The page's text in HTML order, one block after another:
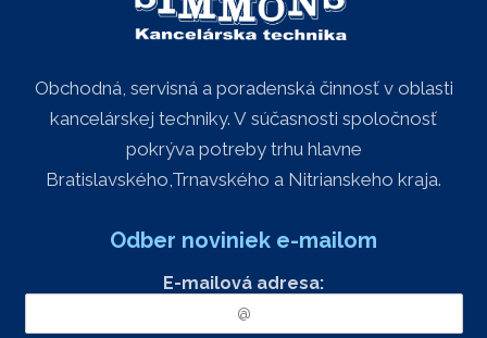
Obchodná, servisná a poradenská činnosť v oblasti
kancelárskej techniky. V súčasnosti spoločnosť
pokrýva potreby trhu hlavne
Bratislavského,Trnavského a Nitrianskeho kraja.
Odber noviniek e-mailom
E-mailová adresa: